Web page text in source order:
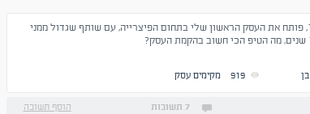
בן 17, פותח את העסק הראשון שלי בתחום הפיצרייה, עם שותף שגדול ממני
בן 919 מקימים עסק
7 תשובות הוסף תשובה